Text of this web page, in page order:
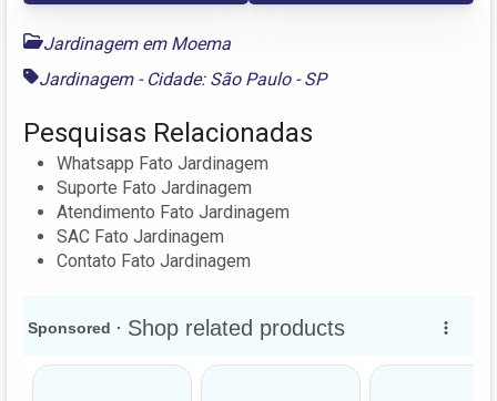
Jardinagem em Moema
Jardinagem - Cidade: São Paulo - SP
Pesquisas Relacionadas
Whatsapp Fato Jardinagem
Suporte Fato Jardinagem
Atendimento Fato Jardinagem
SAC Fato Jardinagem
Contato Fato Jardinagem